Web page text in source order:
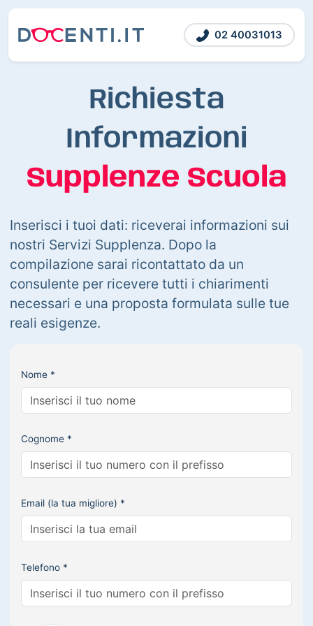
02 40031013
Richiesta
Informazioni
Supplenze Scuola
Inserisci i tuoi dati: riceverai informazioni sui
nostri Servizi Supplenza. Dopo la
compilazione sarai ricontattato da un
consulente per ricevere tutti i chiarimenti
necessari e una proposta formulata sulle tue
reali esigenze.
Nome *
Cognome *
Email (la tua migliore) *
Telefono *